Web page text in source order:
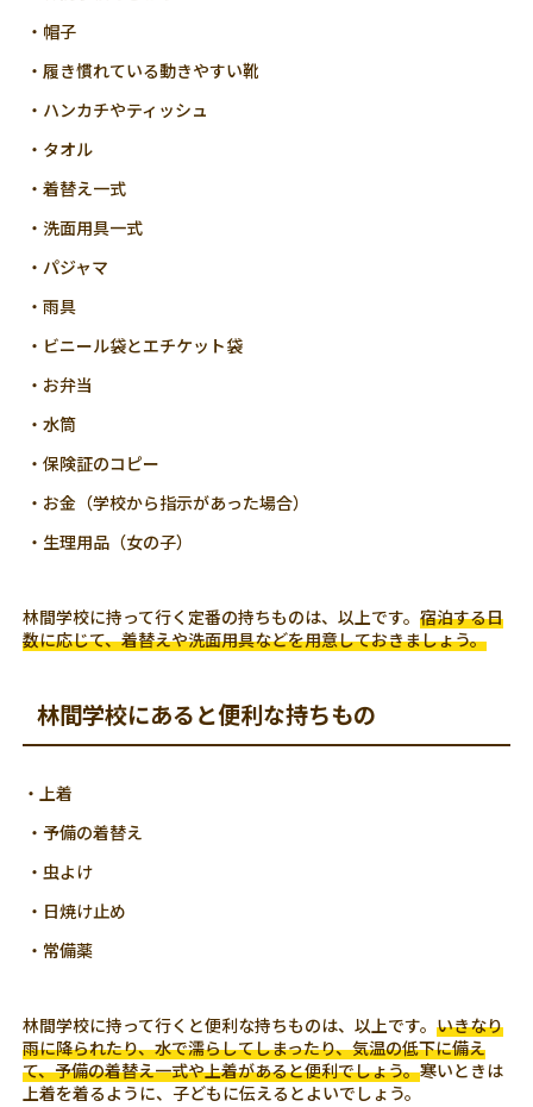
・帽子
・履き慣れている動きやすい靴
・ハンカチやティッシュ
・タオル
・着替え一式
・洗面用具一式
・パジャマ
・雨具
・ビニール袋とエチケット袋
・お弁当
・水筒
・保険証のコピー
・お金（学校から指示があった場合）
・生理用品（女の子）
林間学校に持って行く定番の持ちものは、以上です。宿泊する日
数に応じて、着替えや洗面用具などを用意しておきましょう。
林間学校にあると便利な持ちもの
・上着
・予備の着替え
・虫よけ
・日焼け止め
・常備薬
林間学校に持って行くと便利な持ちものは、以上です。いきなり
雨に降られたり、水で濡らしてしまったり、気温の低下に備え
て、予備の着替え一式や上着があると便利でしょう。寒いときは
上着を着るように、子どもに伝えるとよいでしょう。